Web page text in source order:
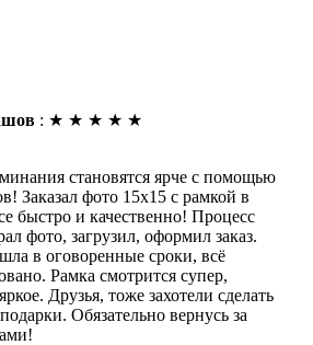
: ★ ★ ★ ★ ★
становятся ярче с помощью
Заказал фото 15х15 с рамкой в
быстро и качественно! Процесс
фото, загрузил, оформил заказ.
в оговоренные сроки, всё
Рамка смотрится супер,
Друзья, тоже захотели сделать
Обязательно вернусь за